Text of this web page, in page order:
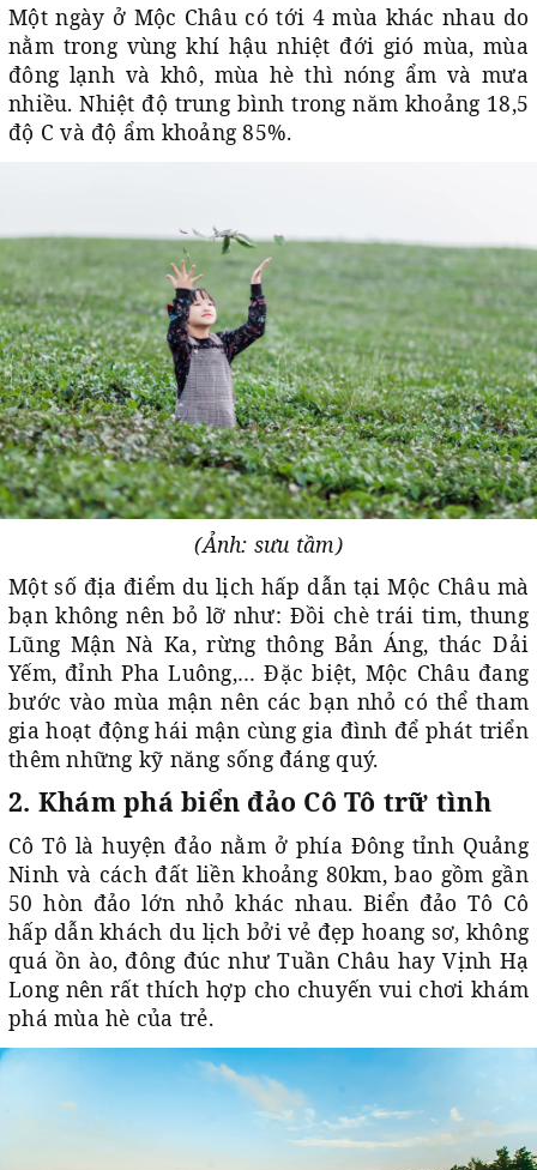
Một ngày ở Mộc Châu có tới 4 mùa khác nhau do
nằm trong vùng khí hậu nhiệt đới gió mùa, mùa
đông lạnh và khô, mùa hè thì nóng ẩm và mưa
nhiều. Nhiệt độ trung bình trong năm khoảng 18,5
độ C và độ ẩm khoảng 85%.
(Ảnh: sưu tầm)
Một số địa điểm du lịch hấp dẫn tại Mộc Châu mà
bạn không nên bỏ lỡ như: Đồi chè trái tim, thung
Lũng Mận Nà Ka, rừng thông Bản Áng, thác Dải
Yếm, đỉnh Pha Luông,… Đặc biệt, Mộc Châu đang
bước vào mùa mận nên các bạn nhỏ có thể tham
gia hoạt động hái mận cùng gia đình để phát triển
thêm những kỹ năng sống đáng quý.
2. Khám phá biển đảo Cô Tô trữ tình
Cô Tô là huyện đảo nằm ở phía Đông tỉnh Quảng
Ninh và cách đất liền khoảng 80km, bao gồm gần
50 hòn đảo lớn nhỏ khác nhau. Biển đảo Tô Cô
hấp dẫn khách du lịch bởi vẻ đẹp hoang sơ, không
quá ồn ào, đông đúc như Tuần Châu hay Vịnh Hạ
Long nên rất thích hợp cho chuyến vui chơi khám
phá mùa hè của trẻ.